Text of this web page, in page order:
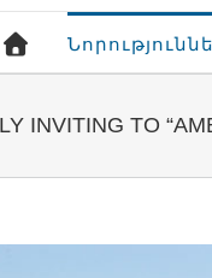
INVITING TO